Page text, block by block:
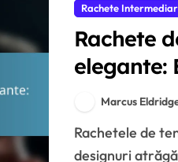
Rachete
Rachete
elegante:
Atracție
Marcus
Rachetele de tenis intermediare elegante combină
designuri